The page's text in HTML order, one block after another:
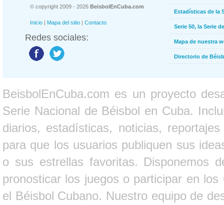
© copyright 2009 - 2026 BeisbolEnCuba.com
Inicio | Mapa del sitio | Contacto
Redes sociales:
Estadísticas de la
Serie 50, la Serie
Mapa de nuestra
Directorio de
BeisbolEnCuba.com es un proyecto
Serie Nacional de Béisbol en Cuba.
diarios, estadísticas, noticias,
para que los usuarios publiquen sus
o sus estrellas favoritas. Disponemos
pronosticar los juegos o participar en
el Béisbol Cubano. Nuestro equipo de